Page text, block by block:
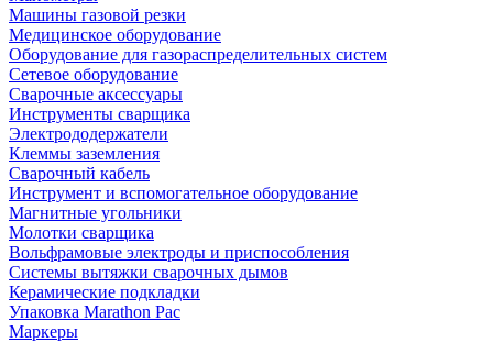
Машины газовой резки
Медицинское оборудование
Оборудование для газораспределительных систем
Сетевое оборудование
Сварочные аксессуары
Инструменты сварщика
Электрододержатели
Клеммы заземления
Сварочный кабель
Инструмент и вспомогательное оборудование
Магнитные угольники
Молотки сварщика
Вольфрамовые электроды и приспособления
Системы вытяжки сварочных дымов
Керамические подкладки
Упаковка Marathon Pac
Маркеры